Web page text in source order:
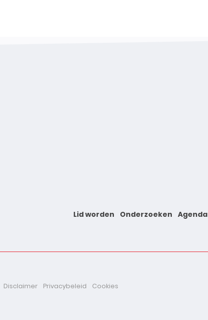
Lid worden Onderzoeken Agenda
Disclaimer Privacybeleid Cookies